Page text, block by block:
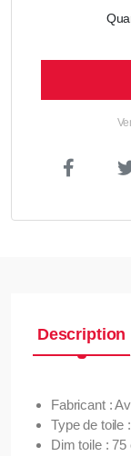
Description
Fabricant :
Type de toile
Dim toile :